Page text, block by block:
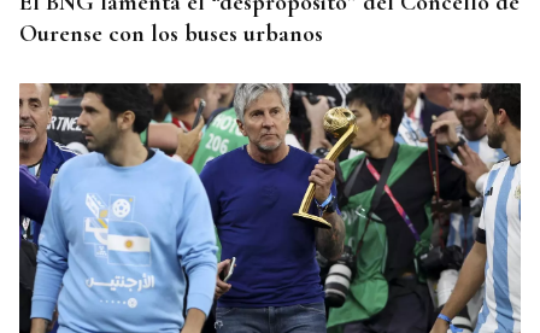
Ourense con los buses urbanos